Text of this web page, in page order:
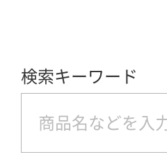
検索キーワード